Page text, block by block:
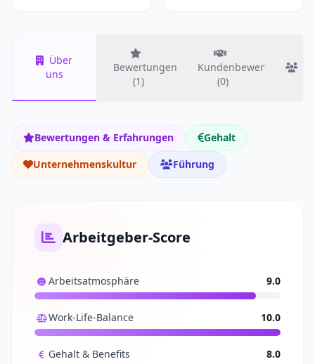
Über
uns
Bewertungen
(1)
Kundenbewertungen
(0)
Bewertungen & Erfahrungen
Gehalt
Unternehmenskultur
Führung
Arbeitgeber-Score
Arbeitsatmosphäre 9.0
Work-Life-Balance 10.0
Gehalt & Benefits 8.0